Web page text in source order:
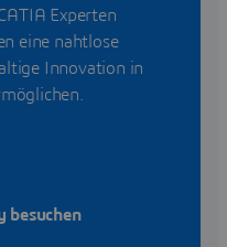
Experten
eine nahtlose
Innovation in
besuchen